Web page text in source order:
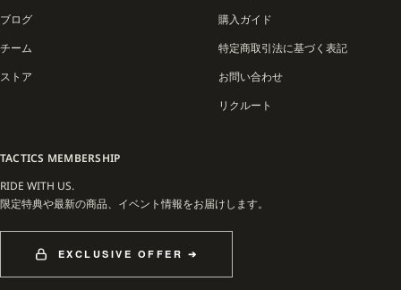
ブログ
チーム
ストア
購入ガイド
特定商取引法に基づく表記
お問い合わせ
リクルート
TACTICS MEMBERSHIP
RIDE WITH US.
限定特典や最新の商品、イベント情報をお届けします。
EXCLUSIVE OFFER ➔